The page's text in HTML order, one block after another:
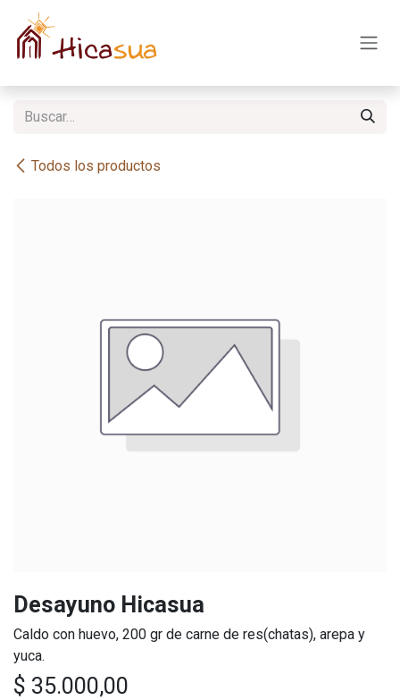
Ir al contenido
Todos los productos
Desayuno Hicasua
Caldo con huevo, 200 gr de carne de res(chatas), arepa y
yuca.
$ 35.000,00